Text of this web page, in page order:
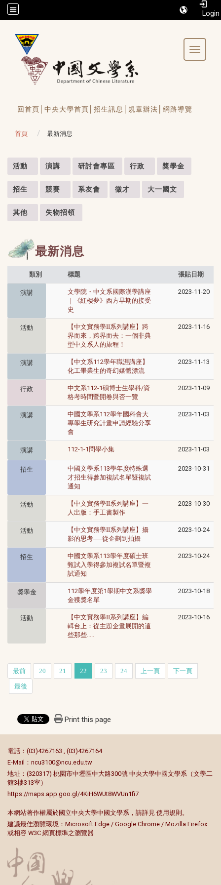
/accesskey"" title="Toolbar">:::
Toggle
回首頁│ 中央大學首頁│ 招生訊息│ 規章辦法│ 網路導覽
首頁 最新消息
活動 演講 研討會專區 行政 獎學金
招生 競賽 系友會 徵才 大一國文
其他 失物招領
最新消息
類別 標題 張貼日期
演講
文學院・中文系國際漢學講座
｜《紅樓夢》西方早期的接受
史
2023-11-20
活動
【中文實務學II系列講座】跨
界而來，跨界而去：一個非典
型中文系人的旅程！
2023-11-16
演講
【中文系112學年職涯講座】
化工畢業生的奇幻媒體漂流
2023-11-13
行政
中文系112-1碩博士生學科/資
格考時間暨開卷與否一覽
2023-11-09
演講
中國文學系112學年國科會大
專學生研究計畫申請經驗分享
會
2023-11-03
演講 112-1-1問學小集 2023-11-03
招生
中國文學系113學年度特殊選
才招生得參加複試名單暨複試
通知
2023-10-31
活動
【中文實務學II系列講座】一
人出版：手工書製作
2023-10-30
活動
【中文實務學II系列講座】攝
影的思考──從企劃到拍攝
2023-10-24
招生
中國文學系113學年度碩士班
甄試入學得參加複試名單暨複
試通知
2023-10-24
獎學金
112學年度第1學期中文系獎學
金獲獎名單
2023-10-18
活動
【中文實務學II系列講座】編
輯台上：從主題企畫展開的這
些那些.....
2023-10-16
最前 20 21 22 23 24 上一頁 下一頁
最後
Print this page
電話：(03)4267163 , (03)4267164
E-Mail： ncu3100@ncu.edu.tw
地址：(320317) 桃園市中壢區中大路300號 中央大學中國文學系（文學二
館3樓313室）
https://maps.app.goo.gl/4KiH6WUt8WVUn1fi7
本網站著作權屬於國立中央大學中國文學系，請詳見 使用規則 。
建議最佳瀏覽環境：Microsoft Edge / Google Chrome / Mozilla Firefox
或相容 W3C 網頁標準之瀏覽器